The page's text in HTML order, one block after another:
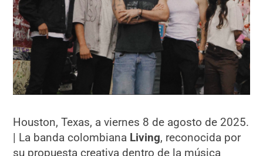
Houston, Texas, a viernes 8 de agosto de 2025.
| La banda colombiana Living, reconocida por
su propuesta creativa dentro de la música